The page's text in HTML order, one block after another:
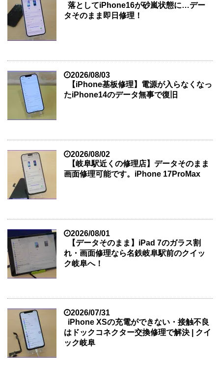
落としてiPhone16が砂嵐状態に…デー
タそのまま即日修理！
2026/08/03
【iPhone基板修理】電源が入らなくなっ
たiPhone14のデータ無事で復旧
2026/08/02
【岐阜駅近くの修理店】データそのまま
画面修理可能です。iPhone 17ProMax
2026/08/01
【データそのまま】iPad 7のガラス割
れ・画面修理なら名鉄岐阜駅前のクイッ
ク岐阜へ！
2026/07/31
iPhone XSの充電ができない・接触不良
はドックコネクター交換修理で解決 | クイ
ック岐阜